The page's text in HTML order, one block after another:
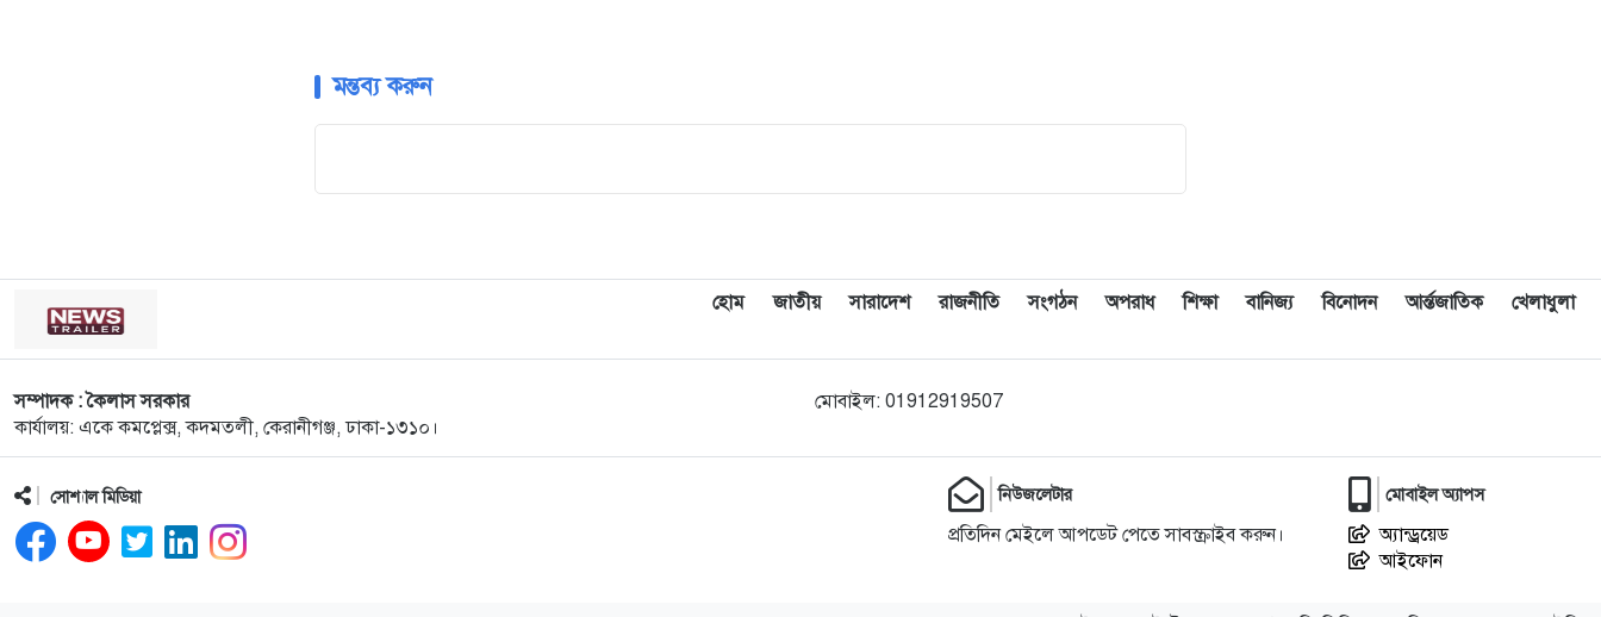
মন্তব্য করুন
হোম জাতীয় সারাদেশ রাজনীতি সংগঠন অপরাধ শিক্ষা বানিজ্য বিনোদন আর্ন্তজাতিক খেলাধুলা
সম্পাদক : কৈলাস সরকার
কার্যালয়: একে কমপ্লেক্স, কদমতলী, কেরানীগঞ্জ, ঢাকা-১৩১০।
মোবাইল: 01912919507
সোশ্যাল মিডিয়া নিউজলেটার
প্রতিদিন মেইলে আপডেট পেতে সাবস্ক্রাইব করুন।
মোবাইল অ্যাপস
অ্যান্ড্রয়েড
আইফোন